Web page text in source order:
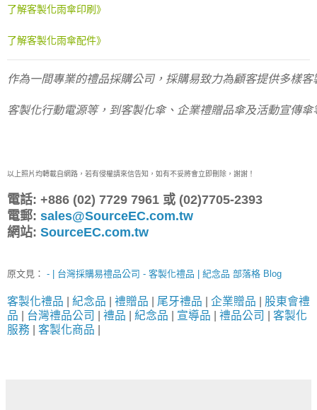
了解客製化雨傘印刷》
了解客製化雨傘配件》
作為一間專業的禮品採購公司，採購易致力為顧客提供多樣
客製化行動電源等，到客製化傘、企業禮贈品傘及活動宣傳
以上照片均轉載自網路，若有侵權請來信告知，如有不妥將會立即刪除，謝謝！
電話: +886 (02) 7729 7961 或 (02)7705-2393
電郵: sales@SourceEC.com.tw
網站: SourceEC.com.tw
原文見： - | 台灣採購易禮品公司 - 客製化禮品 | 紀念品 部落格 Blog
客製化禮品 紀念品 禮贈品 尾牙禮品 企業贈品
股東會禮
品
台灣禮品公司 禮品 紀念品 宣導品 禮品公司
客製化
服務
客製化商品